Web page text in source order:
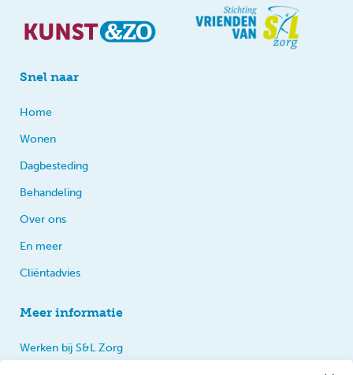
Snel naar
Home
Wonen
Dagbesteding
Behandeling
Over ons
En meer
Cliëntadvies
Meer informatie
Werken bij S&L Zorg